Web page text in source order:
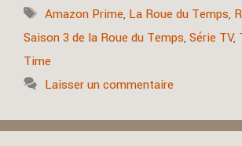
Étiquettes
Amazon Prime, La Roue du Temps,
Saison 3 de la Roue du Temps, Série TV,
Time
Laisser un commentaire